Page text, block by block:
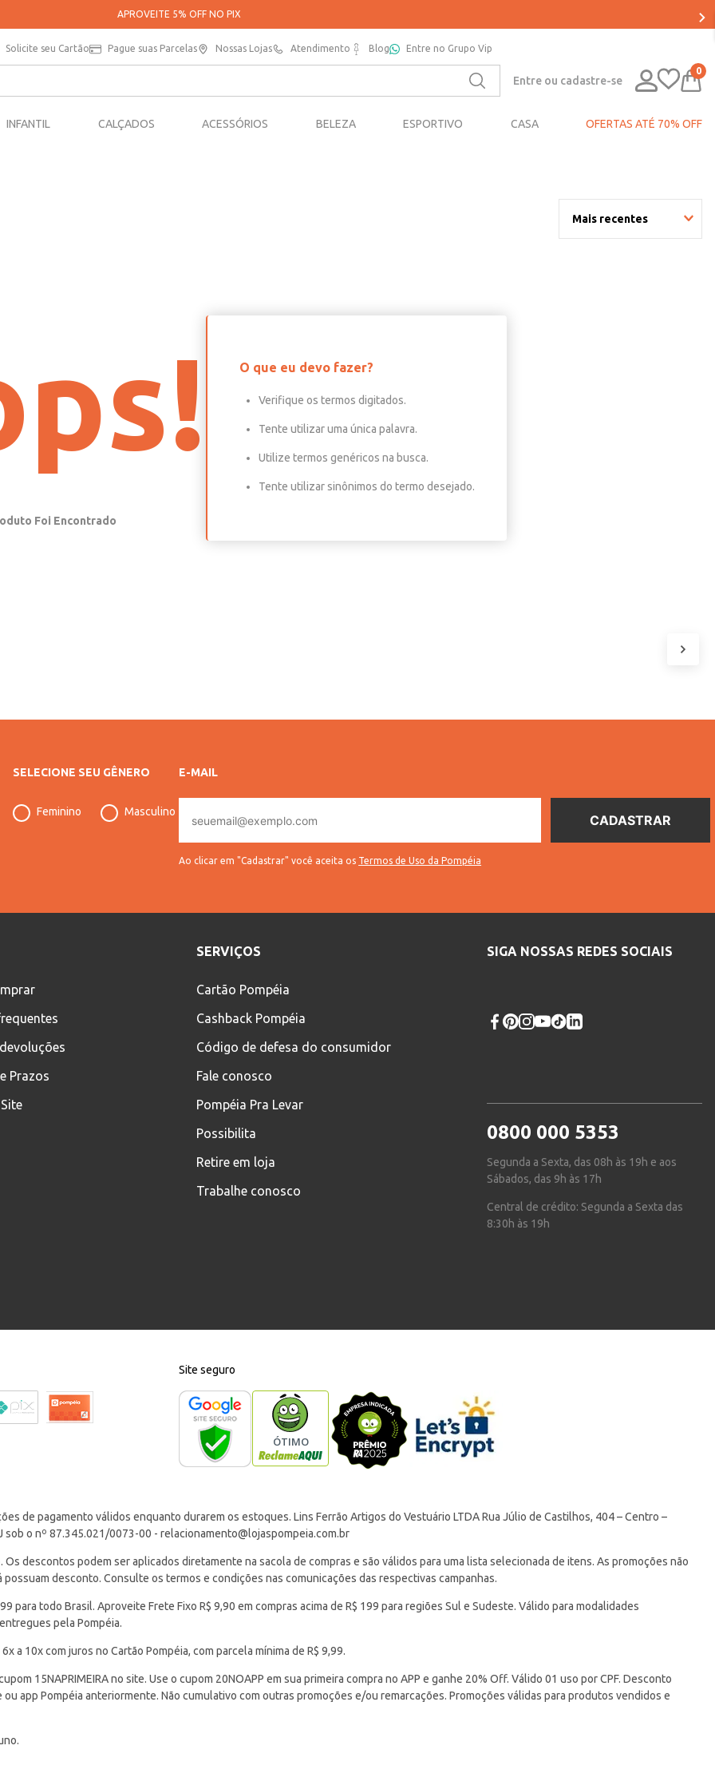
APROVEITE 5% OFF NO PIX
Solicite seu Cartão Pague suas Parcelas Nossas Lojas Atendimento Blog Entre no Grupo Vip
Entre ou cadastre-se
0
INFANTIL CALÇADOS ACESSÓRIOS BELEZA ESPORTIVO CASA OFERTAS ATÉ 70% OFF
Mais recentes
O que eu devo fazer?
Verifique os termos digitados.
Tente utilizar uma única palavra.
Utilize termos genéricos na busca.
Tente utilizar sinônimos do termo desejado.
SELECIONE SEU GÊNERO
Feminino Masculino
E-MAIL
mail
Ao clicar em "Cadastrar" você aceita os Termos de Uso da Pompéia
Prazos
SERVIÇOS
Cartão Pompéia
Cashback Pompéia
Código de defesa do consumidor
Fale conosco
Pompéia Pra Levar
Possibilita
Retire em loja
Trabalhe conosco
SIGA NOSSAS REDES SOCIAIS
0800 000 5353
Segunda a Sexta, das 08h às 19h e aos
Sábados, das 9h às 17h
Central de crédito: Segunda a Sexta das
8:30h às 19h
Site seguro
de pagamento válidos enquanto durarem os estoques. Lins Ferrão Artigos do Vestuário LTDA Rua Júlio de Castilhos, 404 – Centro –
sob o nº 87.345.021/0073-00 - relacionamento@lojaspompeia.com.br
descontos podem ser aplicados diretamente na sacola de compras e são válidos para uma lista selecionada de itens. As promoções não
desconto. Consulte os termos e condições nas comunicações das respectivas campanhas.
para todo Brasil. Aproveite Frete Fixo R$ 9,90 em compras acima de R$ 199 para regiões Sul e Sudeste. Válido para modalidades
pela Pompéia.
a 10x com juros no Cartão Pompéia, com parcela mínima de R$ 9,99.
15NAPRIMEIRA no site. Use o cupom 20NOAPP em sua primeira compra no APP e ganhe 20% Off. Válido 01 uso por CPF. Desconto
app Pompéia anteriormente. Não cumulativo com outras promoções e/ou remarcações. Promoções válidas para produtos vendidos e